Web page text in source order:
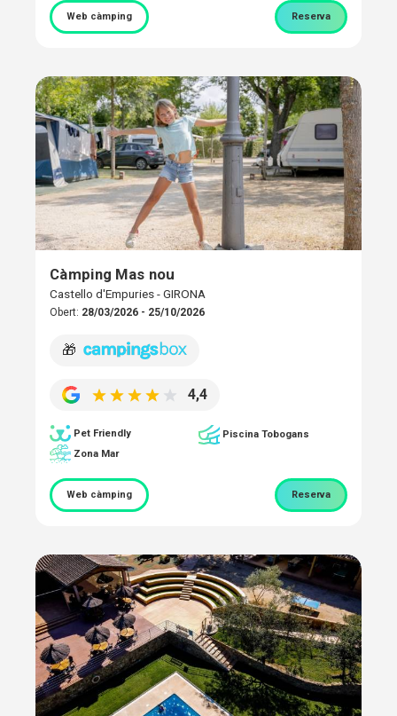
Web càmping Reserva
Càmping Mas nou
Castello d'Empuries - GIRONA
Obert: 28/03/2026 - 25/10/2026
🎁
4,4
Pet Friendly
Piscina Tobogans
Zona Mar
Web càmping Reserva